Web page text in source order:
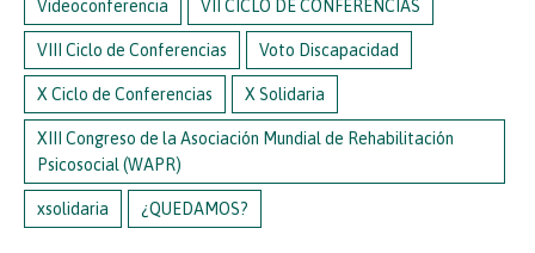
Videoconferencia VII CICLO DE CONFERENCIAS
VIII Ciclo de Conferencias Voto Discapacidad
X Ciclo de Conferencias X Solidaria
XIII Congreso de la Asociación Mundial de Rehabilitación
Psicosocial (WAPR)
xsolidaria ¿QUEDAMOS?